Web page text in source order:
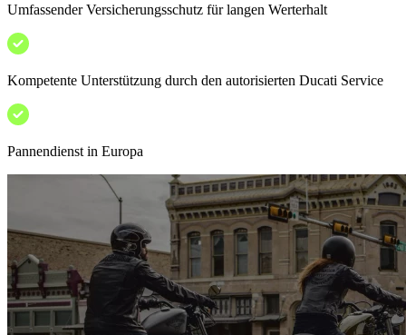
Umfassender Versicherungsschutz für langen Werterhalt
Kompetente Unterstützung durch den autorisierten Ducati Service
Pannendienst in Europa